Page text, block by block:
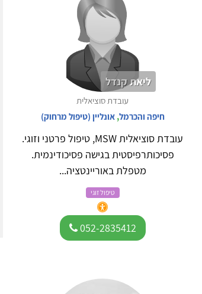
ליאת קנדל
עובדת סוציאלית
חיפה והכרמל,אונליין (טיפול מרחוק)
עובדת סוציאלית MSW, טיפול פרטני וזוגי.
פסיכותרפיסטית בגישה פסיכודינמית.
מטפלת באוריינטציה...
טיפול זוגי
052-2835412